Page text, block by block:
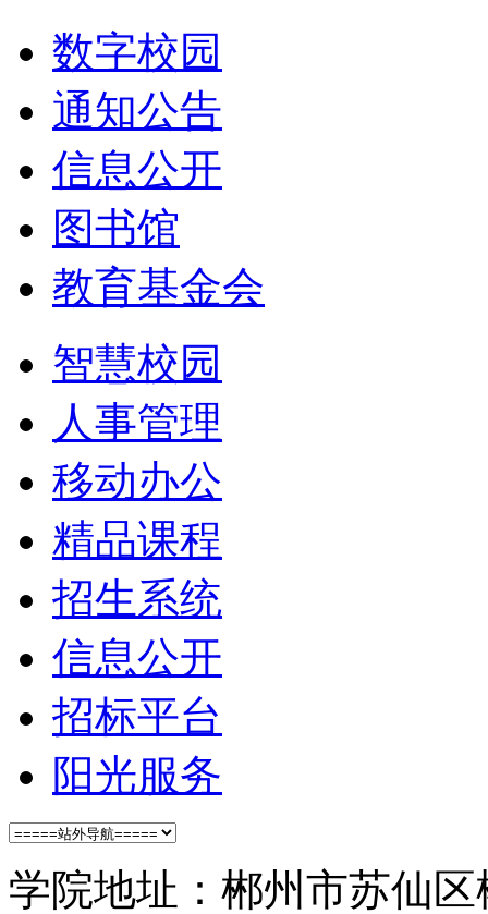
数字校园
通知公告
信息公开
图书馆
教育基金会
智慧校园
人事管理
移动办公
精品课程
招生系统
信息公开
招标平台
阳光服务
学院地址：郴州市苏仙